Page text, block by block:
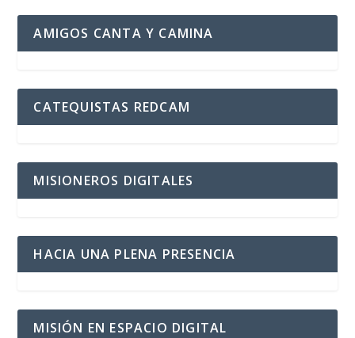
AMIGOS CANTA Y CAMINA
CATEQUISTAS REDCAM
MISIONEROS DIGITALES
HACIA UNA PLENA PRESENCIA
MISIÓN EN ESPACIO DIGITAL